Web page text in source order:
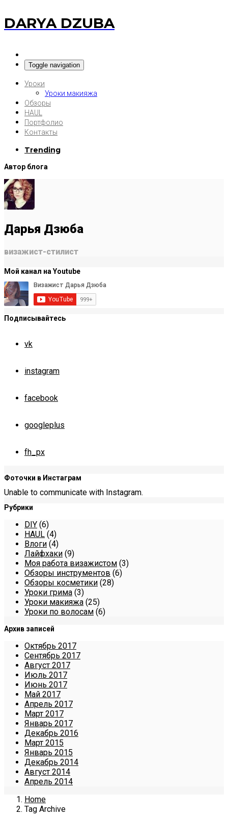
DARYA DZUBA
Toggle navigation
Уроки
Уроки макияжа
Обзоры
HAUL
Портфолио
Контакты
Trending
Автор блога
Дарья Дзюба
визажист-стилист
Мой канал на Youtube
Подписывайтесь
vk
instagram
facebook
googleplus
fh_px
Фоточки в Инстаграм
Unable to communicate with Instagram.
Рубрики
DIY (6)
HAUL (4)
Влоги (4)
Лайфхаки (9)
Моя работа визажистом (3)
Обзоры инструментов (6)
Обзоры косметики (28)
Уроки грима (3)
Уроки макияжа (25)
Уроки по волосам (6)
Архив записей
Октябрь 2017
Сентябрь 2017
Август 2017
Июль 2017
Июнь 2017
Май 2017
Апрель 2017
Март 2017
Январь 2017
Декабрь 2016
Март 2015
Январь 2015
Декабрь 2014
Август 2014
Апрель 2014
Home
Tag Archive